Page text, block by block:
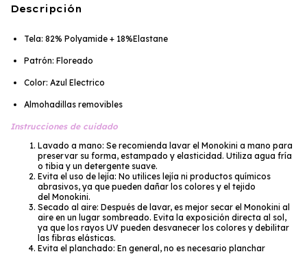
Descripción
Tela: 82% Polyamide + 18%Elastane
Patrón: Floreado
Color: Azul Electrico
Almohadillas removibles
Instrucciones de cuidado
Lavado a mano: Se recomienda lavar el Monokini a mano para
preservar su forma, estampado y elasticidad. Utiliza agua fría
o tibia y un detergente suave.
Evita el uso de lejía: No utilices lejía ni productos químicos
abrasivos, ya que pueden dañar los colores y el tejido
del Monokini.
Secado al aire: Después de lavar, es mejor secar el Monokini al
aire en un lugar sombreado. Evita la exposición directa al sol,
ya que los rayos UV pueden desvanecer los colores y debilitar
las fibras elásticas.
Evita el planchado: En general, no es necesario planchar